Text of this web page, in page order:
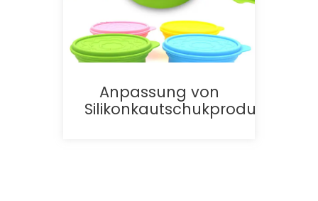
Anpassung von
Silikonkautschukprodukten